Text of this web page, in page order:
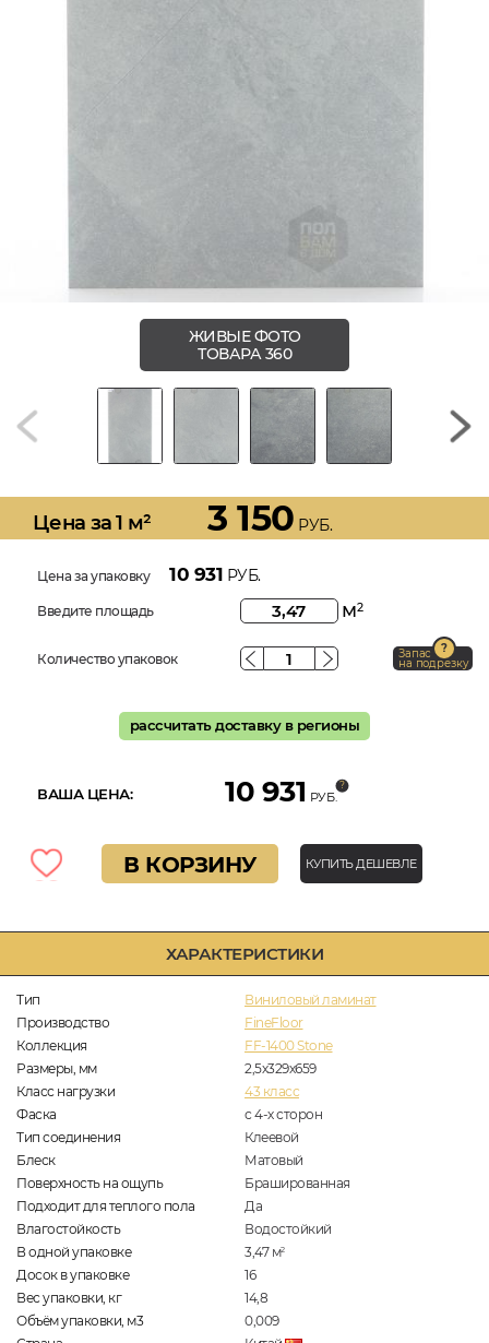
ХАРАКТЕРИСТИКИ
Тип
Виниловый ламинат
Производство
FineFloor
Коллекция
FF-1400 Stone
Размеры, мм
2,5х329х659
Класс нагрузки
43 класс
Фаска
с 4-х сторон
Тип соединения
Клеевой
Блеск
Матовый
Поверхность на ощупь
Брашированная
Подходит для теплого пола
Да
Влагостойкость
Водостойкий
В одной упаковке
3,47 м2
Досок в упаковке
16
Вес упаковки, кг
14,8
Объём упаковки, м3
0,009
ЖИВЫЕ ФОТО
ТОВАРА 360
Цена за 1 м² 3 150 РУБ.
Цена за упаковку 10 931 РУБ.
Введите площадь м2
Количество упаковок Запас
на подрезку
рассчитать доставку в регионы
ВАША ЦЕНА: 10 931 РУБ.
В КОРЗИНУ КУПИТЬ ДЕШЕВЛЕ